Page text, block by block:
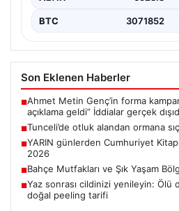
BTC 3071852
Son Eklenen Haberler
■Ahmet Metin Genç’in forma
açıklama geldi” İddialar gerçek
■Tunceli’de otluk alandan ormana
■YARIN günlerden Cumhuriyet
2026
■Bahçe Mutfakları ve Şık Yaşam
■Yaz sonrası cildinizi yenileyin: Ölü
doğal peeling tarifi